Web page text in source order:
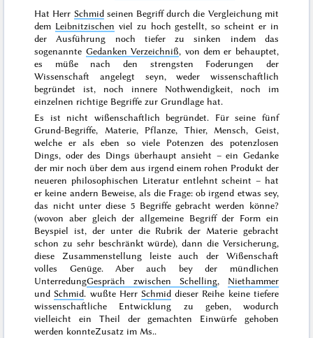
Hat Herr Schmidseinen Begriff durch die Vergleichung mit
dem Leibnitzischen viel zu hoch gestellt, so scheint er in
der Ausführung noch tiefer zu sinken indem das
sogenannte Gedanken Verzeichniß, von dem er behauptet,
es müße nach den strengsten Foderungen der
Wissenschaft angelegt seyn, weder wissenschaftlich
begründet ist, noch innere Nothwendigkeit, noch im
einzelnen richtige Begriffe zur Grundlage hat.
Es ist nicht wißenschaftlich begründet. Für seine fünf
Grund-Begriffe, Materie, Pflanze, Thier, Mensch, Geist,
welche er als eben so viele Potenzen des potenzlosen
Dings, oder des Dings überhaupt ansieht – ein Gedanke
der mir noch über dem aus irgend einem rohen Produkt der
neueren philosophischen Literatur entlehnt scheint – hat
er keine andern Beweise, als die Frage:ob irgend etwas sey,
das nicht unter diese 5 Begriffe gebracht werden könne?
(wovon aber gleich der allgemeine Begriff der Form ein
Beyspiel ist, der unter die Rubrik der Materie gebracht
schon zu sehr beschränkt würde),dann die Versicherung,
diese Zusammenstellung leiste auch der Wißenschaft
volles Genüge. Aber auch bey der mündlichen
UnterredungGespräch zwischen Schelling, Niethammer
und Schmid. wußte Herr Schmid dieser Reihe keine tiefere
wissenschaftliche Entwicklung zu geben, wodurch
vielleicht ein Theil der gemachten Einwürfe gehoben
werden konnteZusatz im Ms..